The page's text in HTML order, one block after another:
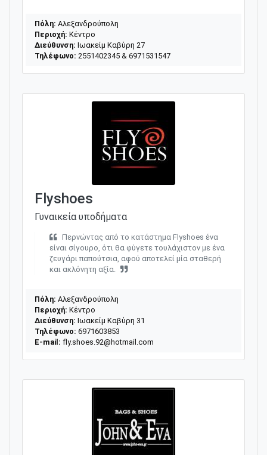
Πόλη: Αλεξανδρούπολη
Περιοχή: Κέντρο
Διεύθυνση: Ιωακείμ Καβύρη 27
Τηλέφωνο: 2551402345 & 6971531547
Flyshoes
Γυναικεία υποδήματα
Περνώντας από το κατάστημα Flyshoes ένα
είναι σίγουρο, ότι θα φύγετε τουλάχιστον με ένα
ζευγάρι παπούτσια, αφού αποτελεί μία σταθερή
και ακλόνητη αξία.
Πόλη: Αλεξανδρούπολη
Περιοχή: Κέντρο
Διεύθυνση: Ιωακείμ Καβύρη 31
Τηλέφωνο: 6971603853
E-mail: fly.shoes.92@hotmail.com